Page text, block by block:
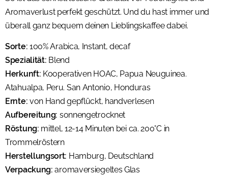
Aromaverlust perfekt geschützt. Und du hast immer und
überall ganz bequem deinen Lieblingskaffee dabei.
Sorte: 100% Arabica, Instant, decaf
Spezialität: Blend
Herkunft: Kooperativen HOAC, Papua Neuguinea.
Atahualpa, Peru. San Antonio, Honduras
Ernte: von Hand gepflückt, handverlesen
Aufbereitung: sonnengetrocknet
Röstung: mittel, 12-14 Minuten bei ca. 200°C in
Trommelröstern
Herstellungsort: Hamburg, Deutschland
Verpackung: aromaversiegeltes Glas